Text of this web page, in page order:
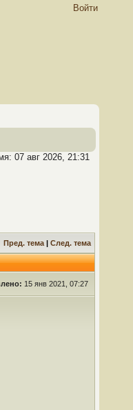
Войти
07 авг 2026, 21:31
Пред. тема | След. тема
15 янв 2021, 07:27